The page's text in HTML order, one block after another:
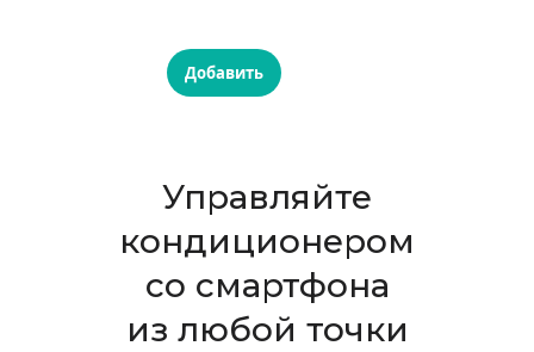
Добавить
Управляйте
кондиционером
со смартфона
из любой точки